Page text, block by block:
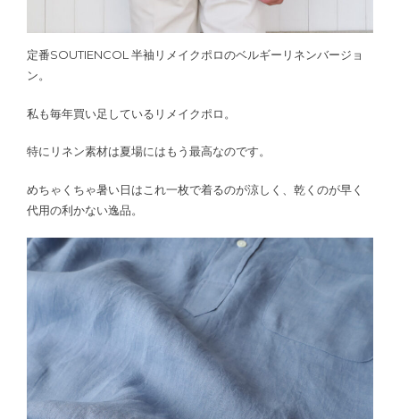
定番SOUTIENCOL 半袖リメイクポロのベルギーリネンバージョ
ン。
私も毎年買い足しているリメイクポロ。
特にリネン素材は夏場にはもう最高なのです。
めちゃくちゃ暑い日はこれ一枚で着るのが涼しく、乾くのが早く
代用の利かない逸品。